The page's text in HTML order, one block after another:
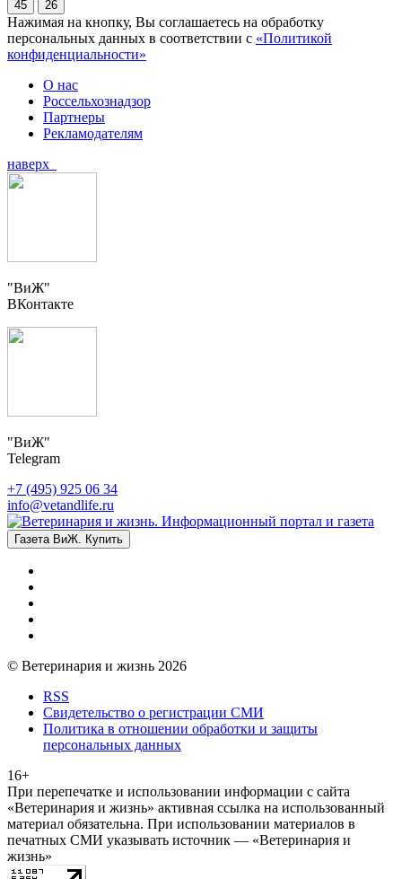
45 26
Нажимая на кнопку, Вы соглашаетесь на обработку
персональных данных в соответствии с «Политикой
конфиденциальности»
О нас
Россельхознадзор
Партнеры
Рекламодателям
наверх
"ВиЖ"
ВКонтакте
"ВиЖ"
Telegram
+7 (495) 925 06 34
info@vetandlife.ru
Газета ВиЖ. Купить
© Ветеринария и жизнь 2026
RSS
Свидетельство о регистрации СМИ
Политика в отношении обработки и защиты
персональных данных
16+
При перепечатке и использовании информации с сайта
«Ветеринария и жизнь» активная ссылка на использованный
материал обязательна. При использовании материалов в
печатных СМИ указывать источник — «Ветеринария и
жизнь»